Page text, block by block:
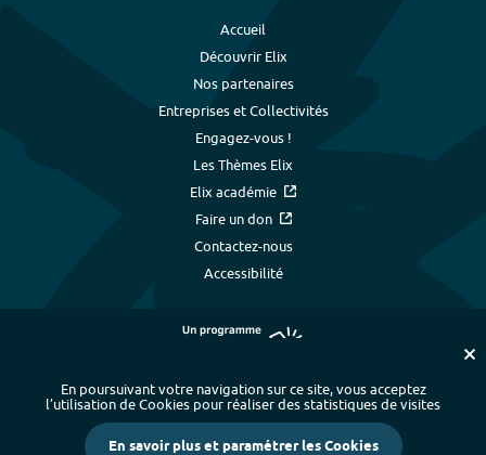
Accueil
Découvrir Elix
Nos partenaires
Entreprises et Collectivités
Engagez-vous !
Les Thèmes Elix
Elix académie
Faire un don
Contactez-nous
Accessibilité
Plan du site - Index alphabétique
-
Mentions légales et données personnelles
- Paramétrer les cookies
En poursuivant votre navigation sur ce site, vous acceptez
l’utilisation de Cookies pour réaliser des statistiques de visites
En savoir plus et paramétrer les Cookies